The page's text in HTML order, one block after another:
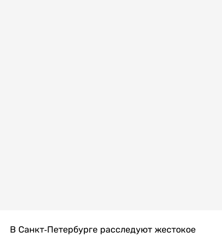
В Санкт-Петербурге расследуют жестокое